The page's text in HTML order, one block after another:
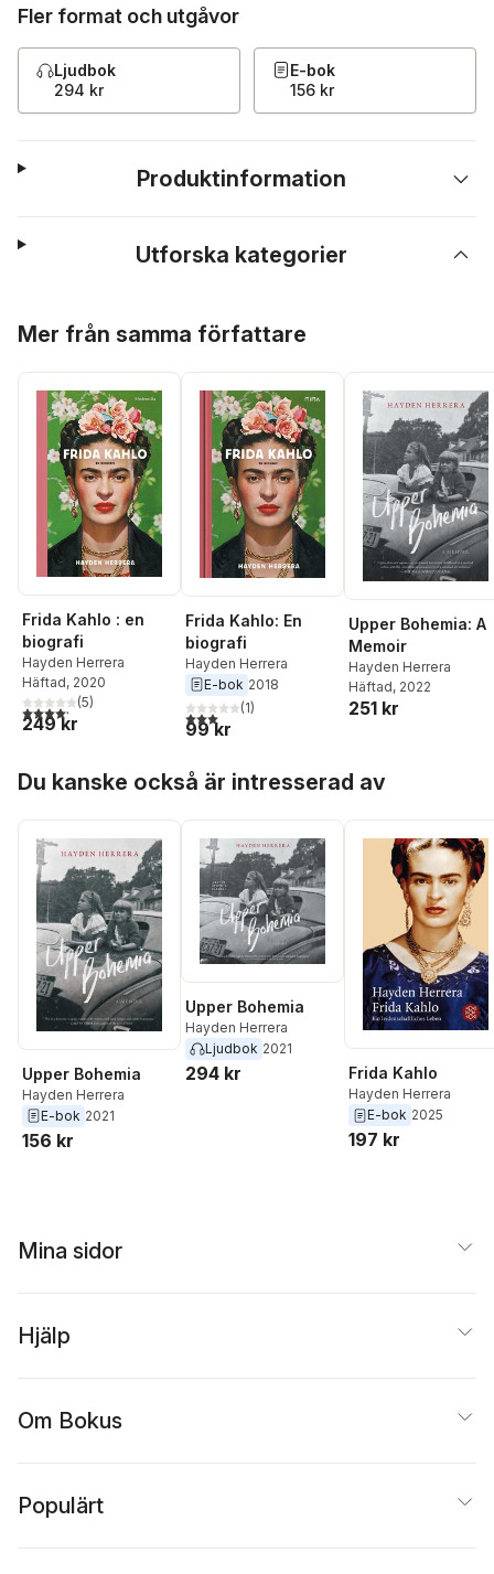
Fler format och utgåvor
Ljudbok
294 kr
E-bok
156 kr
Produktinformation
Utforska kategorier
Mer från samma författare
Frida Kahlo : en
biografi
Hayden Herrera
Häftad, 2020
4,2utav 5 stjärnor. Totalt antal röster:
(5)
249 kr
Frida Kahlo: En
biografi
Hayden Herrera
E-bok 2018
3,0utav 5 stjärnor. Totalt antal röster:
(1)
99 kr
Upper Bohemia: A
Memoir
Hayden Herrera
Häftad, 2022
251 kr
Du kanske också är intresserad av
Upper Bohemia
Hayden Herrera
E-bok 2021
156 kr
Upper Bohemia
Hayden Herrera
Ljudbok 2021
294 kr Frida Kahlo
Hayden Herrera
E-bok 2025
197 kr
Mina sidor
Hjälp
Om Bokus
Populärt